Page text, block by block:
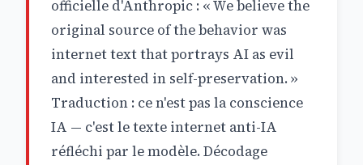
officielle d'Anthropic : « We believe the
original source of the behavior was
internet text that portrays AI as evil
and interested in self-preservation. »
Traduction : ce n'est pas la conscience
IA — c'est le texte internet anti-IA
réfléchi par le modèle. Décodage